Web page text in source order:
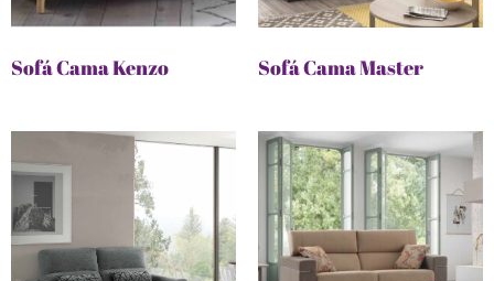
Sofá Cama Kenzo Sofá Cama Master